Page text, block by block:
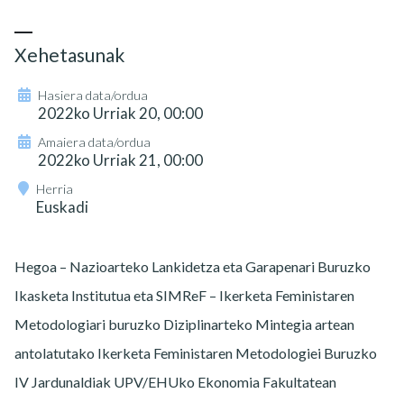
Hegoa – Nazioarteko Lankidetza eta Garapenari Buruzko
Ikasketa Institutua eta SIMReF – Ikerketa Feministaren
Metodologiari buruzko Diziplinarteko Mintegia artean
antolatutako Ikerketa Feministaren Metodologiei Buruzko
IV Jardunaldiak UPV/EHUko Ekonomia Fakultatean
Xehetasunak
Hasiera data/ordua
2022ko Urriak 20, 00:00
Amaiera data/ordua
2022ko Urriak 21, 00:00
Herria
Euskadi